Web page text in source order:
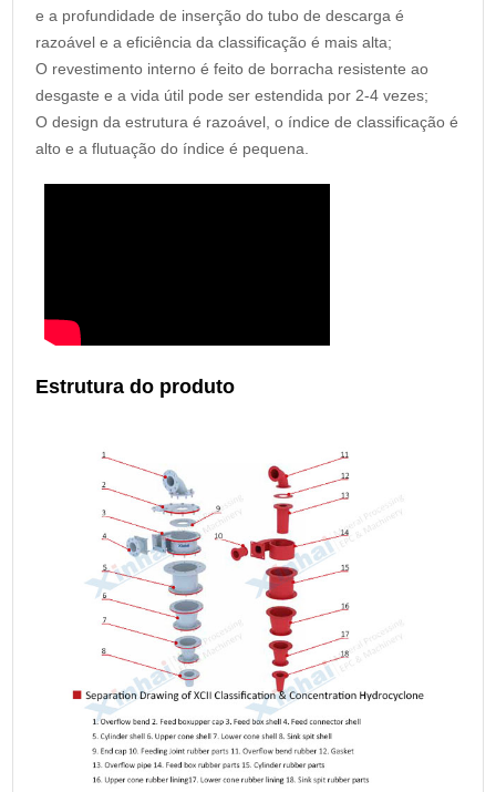
e a profundidade de inserção do tubo de descarga é
razoável e a eficiência da classificação é mais alta;
O revestimento interno é feito de borracha resistente ao
desgaste e a vida útil pode ser estendida por 2-4 vezes;
O design da estrutura é razoável, o índice de classificação é
alto e a flutuação do índice é pequena.
Estrutura do produto